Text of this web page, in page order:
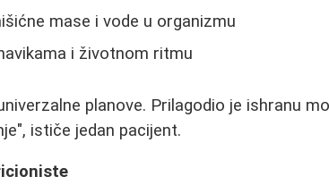
mase i vode u organizmu
i životnom ritmu
planove. Prilagodio je ishranu
ističe jedan pacijent.